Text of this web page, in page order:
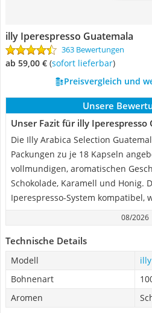
illy Iperespresso Guatemala
363 Bewertungen
ab 59,00 € ( Sofort lieferbar)
Preisvergleich und
Unsere
Unser Fazit für illy Iperespresso
Die Illy Arabica Selection
Packungen zu je 18 Kapseln
vollmundigen, aromatischen
Schokolade, Karamell und Honig.
Iperespresso-System kompatibel,
08/2026
Technische Details
Modell
Bohnenart
Aromen